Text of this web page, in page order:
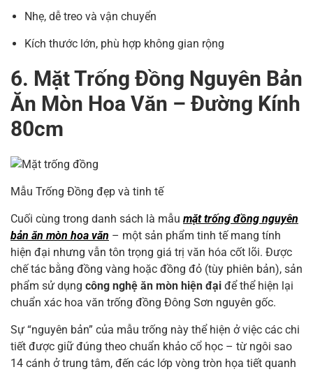
Nhẹ, dễ treo và vận chuyển
Kích thước lớn, phù hợp không gian rộng
6. Mặt Trống Đồng Nguyên Bản
Ăn Mòn Hoa Văn – Đường Kính
80cm
Mẫu Trống Đồng đẹp và tinh tế
Cuối cùng trong danh sách là mẫu mặt trống đồng nguyên
bản ăn mòn hoa văn – một sản phẩm tinh tế mang tính
hiện đại nhưng vẫn tôn trọng giá trị văn hóa cốt lõi. Được
chế tác bằng đồng vàng hoặc đồng đỏ (tùy phiên bản), sản
phẩm sử dụng công nghệ ăn mòn hiện đại để thể hiện lại
chuẩn xác hoa văn trống đồng Đông Sơn nguyên gốc.
Sự “nguyên bản” của mẫu trống này thể hiện ở việc các chi
tiết được giữ đúng theo chuẩn khảo cổ học – từ ngôi sao
14 cánh ở trung tâm, đến các lớp vòng tròn họa tiết quanh